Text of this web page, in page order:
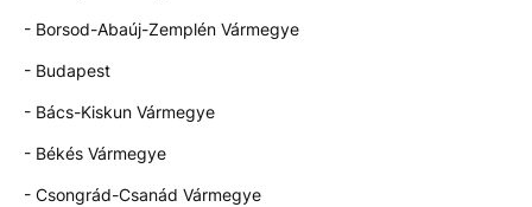
- Borsod-Abaúj-Zemplén Vármegye
- Budapest
- Bács-Kiskun Vármegye
- Békés Vármegye
- Csongrád-Csanád Vármegye